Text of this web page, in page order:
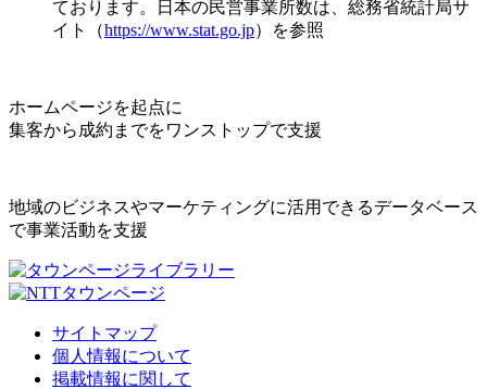
ております。日本の民営事業所数は、総務省統計局サ
イト（https://www.stat.go.jp）を参照
ホームページを起点に
集客から成約までをワンストップで支援
地域のビジネスやマーケティングに活用できるデータベース
で事業活動を支援
サイトマップ
個人情報について
掲載情報に関して